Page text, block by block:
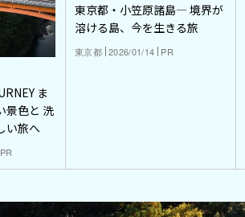
ま
景色と 洗
い旅へ
PR
東京都・小笠原諸島― 境界が
溶ける島、今を生きる旅
東京都 2026/01/14 PR